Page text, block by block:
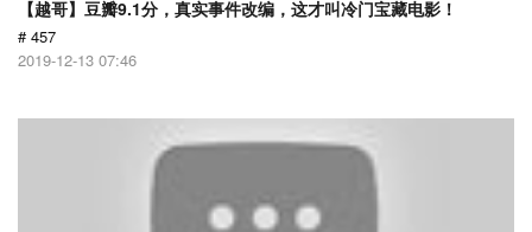
【越哥】豆瓣9.1分，真实事件改编，这才叫冷门宝藏电影！
# 457
2019-12-13 07:46